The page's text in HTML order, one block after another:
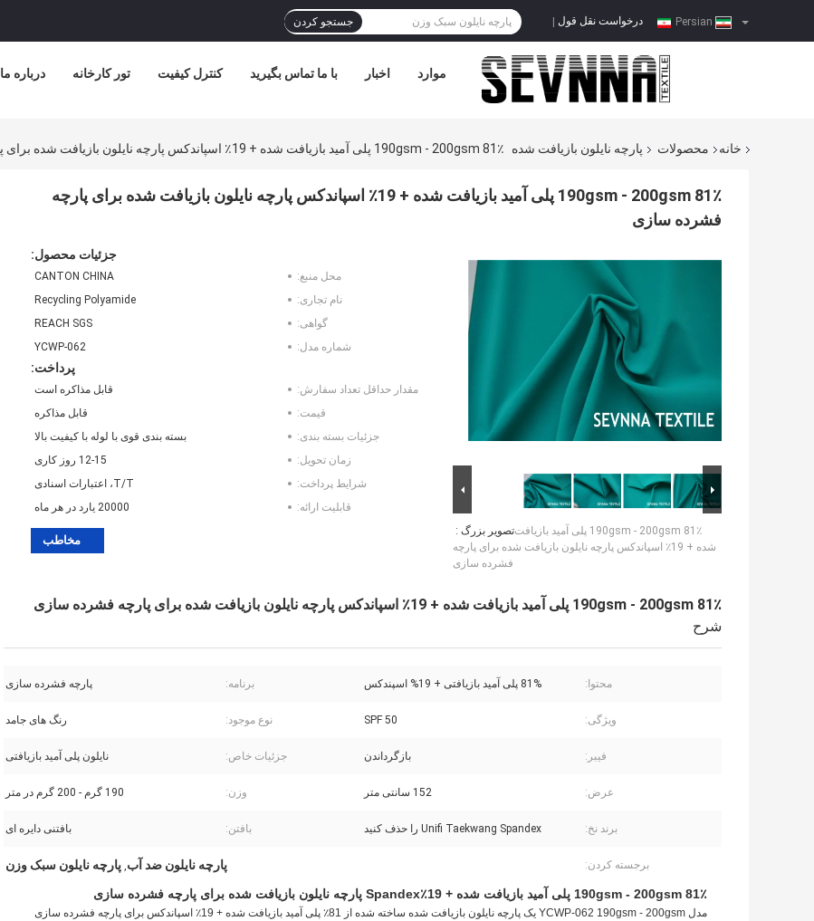
درخواست نقل قول جستجو کردن
درباره ما تور کارخانه کنترل کیفیت با ما تماس بگیرید اخبار موارد
خانه محصولات پارچه نایلون بازیافت شده 190gsm - 200gsm 81٪ پلی آمید بازیافت شده + 19٪ اسپاندکس پارچه نایلون بازیافت شده برای پارچه فشرده سازی
190gsm - 200gsm 81٪ پلی آمید بازیافت شده + 19٪ اسپاندکس پارچه نایلون بازیافت شده برای پارچه
فشرده سازی
تصویر بزرگ :190gsm - 200gsm 81٪ پلی آمید بازیافت
شده + 19٪ اسپاندکس پارچه نایلون بازیافت شده برای پارچه
فشرده سازی
جزئیات محصول:
محل منبع:
CANTON CHINA
نام تجاری:
Recycling Polyamide
گواهی:
REACH SGS
شماره مدل:
YCWP-062
پرداخت:
مقدار حداقل تعداد سفارش:
قابل مذاکره است
قیمت:
قابل مذاکره
جزئیات بسته بندی:
بسته بندی قوی با لوله با کیفیت بالا
زمان تحویل:
12-15 روز کاری
شرایط پرداخت:
T/T، اعتبارات اسنادی
قابلیت ارائه:
20000 یارد در هر ماه
مخاطب
190gsm - 200gsm 81٪ پلی آمید بازیافت شده + 19٪ اسپاندکس پارچه نایلون بازیافت شده برای پارچه فشرده سازی
شرح
محتوا: 81% پلی آمید بازیافتی + 19% اسپندکس برنامه: پارچه فشرده سازی
ویژگی: SPF 50 نوع موجود: رنگ های جامد
فیبر: بازگرداندن جزئیات خاص: نایلون پلی آمید بازیافتی
عرض: 152 سانتی متر وزن: 190 گرم - 200 گرم در متر
برند نخ: Unifi Taekwang Spandex را حذف کنید بافتن: بافتنی دایره ای
برجسته کردن: پارچه نایلون ضد آب, پارچه نایلون سبک وزن
190gsm - 200gsm 81٪ پلی آمید بازیافت شده + 19٪Spandex پارچه نایلون بازیافت شده برای پارچه فشرده سازی
مدل YCWP-062 190gsm - 200gsm یک پارچه نایلون بازیافت شده ساخته شده از 81٪ پلی آمید بازیافت شده + 19٪ اسپاندکس برای پارچه فشرده سازی